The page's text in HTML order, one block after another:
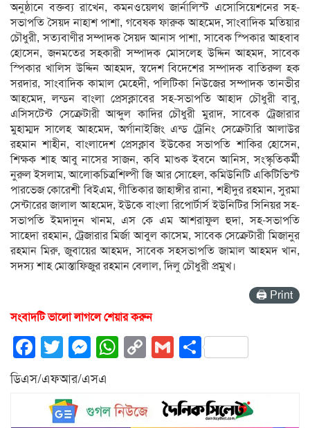
অনুষ্ঠানে বক্তব্য রাখেন, কমনওয়েলথ জার্নালিস্ট এসোসিয়েশনের সহ-
সভাপতি সৈয়দ নাহাশ পাশা, গবেষক ফারুক আহমেদ, সাংবাদিক মতিয়ার
চৌধুরী, সত্যবাণীর সম্পাদক সৈয়দ আনাস পাশা, সাবেক স্পিকার আহবাব
হোসেন, জনমতের সহকারী সম্পাদক মোসলেহ উদ্দিন আহমদ, সাবেক
স্পিকার খালিস উদ্দিন আহমদ, স্বদেশ বিদেশের সম্পাদক বাতিরুল হক
সরদার, সাংবাদিক কামাল মেহেদী, পলিটিকা নিউজের সম্পাদক তানভীর
আহমেদ, লন্ডন বাংলা প্রেসক্লাবের সহ-সভাপতি আহাদ চৌধুরী বাবু,
এসিসটেন্ট সেক্রেটারী আব্দুল কাদির চৌধুরী মুরাদ, সাবেক ট্রেজারার
মুহাম্মদ সালেহ আহমেদ, অর্গানাইজিং এন্ড ট্রেনিং সেক্রেটারি আলাউর
রহমান শাহীন, বাংলাদেশ প্রেসক্লাব ইউকের সভাপতি শাকির হোসেন,
শিক্ষক শাহ আবু নাসের সাজন, কবি মাশুক ইবনে আনিস, সংস্কৃতিকর্মী
নুরুল ইসলাম, আলোকচিত্রশিল্পী জি আর সোহেল, কমিউনিটি একিটিভিস্ট
পারভেজ কোরেশী বিইএম, গীতিকার জাহাঙ্গীর রানা, শহীদুর রহমান, সুরমা
সেন্টারের জালাল আহমেদ, ইউকে বাংলা রিপোর্টার্স ইউনিটির সিনিয়র সহ-
সভাপতি ইমদাদুন খানম, এস কে এম আশরাফুল হুদা, সহ-সভাপতি
সাহেদা রহমান, ট্রেজারার মির্জা আবুল কাসেম, সাবেক সেক্রেটারী মিজানুর
রহমান মিরু, জুবায়ের আহমদ, সাবেক সহসভাপতি জামাল আহমদ খান,
সদস্য শাহ মোস্তাফিজুর রহমান বেলাল, দিলু চৌধুরী প্রমুখ।
🖨 Print
সংবাদটি ভালো লাগলে শেয়ার করুন
Facebook
Twitter
Messenger
WhatsApp
CopyGmailShare
ডিএস/এফআর/এসএ